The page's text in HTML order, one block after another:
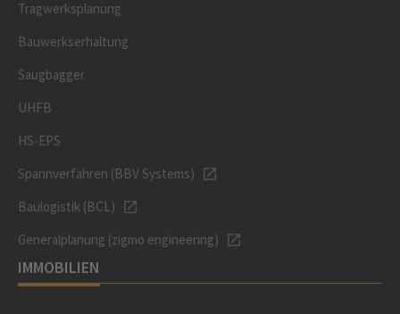
Tragwerksplanung
Bauwerkserhaltung
Saugbagger
UHFB
HS-EPS
Spannverfahren (BBV Systems)
Baulogistik (BCL)
Generalplanung (zigmo engineering)
IMMOBILIEN